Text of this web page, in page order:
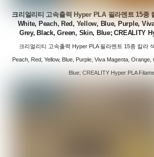
크리얼리티 고속출력 Hyper PLA 필라멘트 15종
White, Peach, Red, Yellow, Blue, Purple,
Grey, Black, Green, Skin, Blue; CREALITY
크리얼리티 고속출력 Hyper PLA 필라멘트 15종 칼라
Peach, Red, Yellow, Blue, Purple, Viva Magenta, Orange,
Blue; CREALITY Hyper PLA